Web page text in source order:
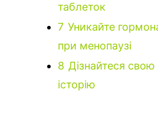
таблеток
7 Уникайте
при менопаузі
8 Дізнайтеся свою
історію